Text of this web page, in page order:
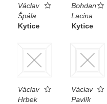
Václav
Špála
Kytice
Bohdan
Lacina
Kytice
Václav
Hrbek
Václav
Pavlík